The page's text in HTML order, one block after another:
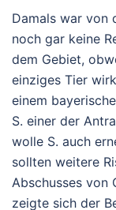
Damals war von
noch gar keine
dem Gebiet,
einziges Tier
einem
S. einer der
wolle S. auch
sollten weitere
Abschusses von
zeigte sich der